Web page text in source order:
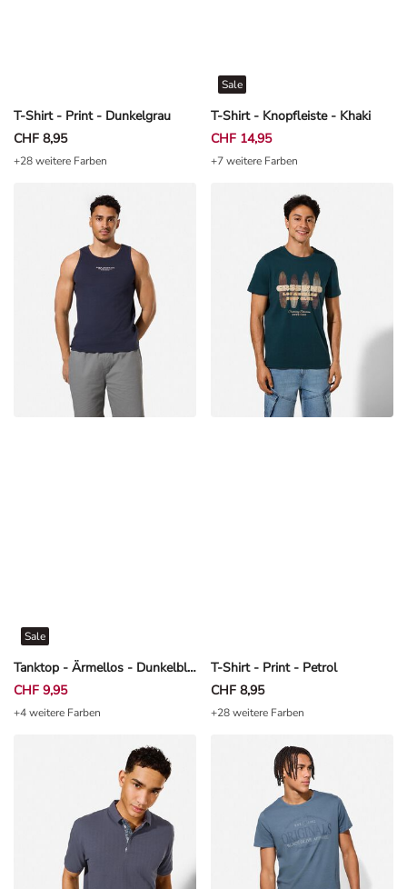
T-Shirt - Print - Dunkelgrau
CHF 8,95
+28 weitere Farben
T-Shirt - Knopfleiste - Khaki
Sale
CHF 14,95
+7 weitere Farben
Tanktop - Ärmellos - Dunkelblau
Sale
CHF 9,95
+4 weitere Farben
T-Shirt - Print - Petrol
CHF 8,95
+28 weitere Farben